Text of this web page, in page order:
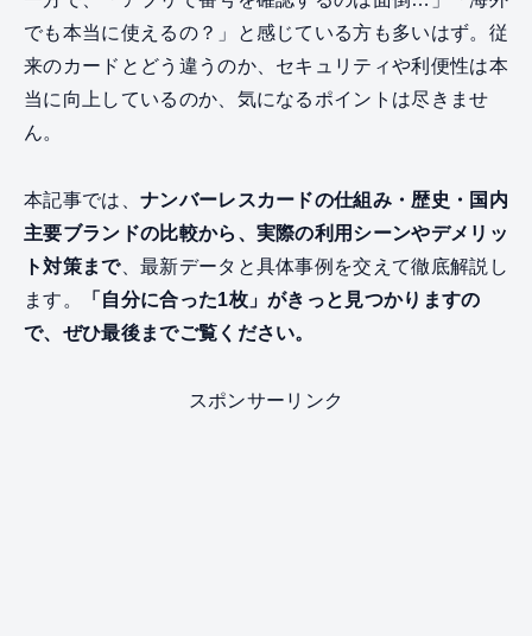
でも本当に使えるの？」と感じている方も多いはず。従
来のカードとどう違うのか、セキュリティや利便性は本
当に向上しているのか、気になるポイントは尽きませ
ん。
本記事では、 ナンバーレスカードの仕組み・歴史・国内
主要ブランドの比較から、実際の利用シーンやデメリッ
ト対策まで、最新データと具体事例を交えて徹底解説し
ます。
「自分に合った1枚」がきっと見つかりますの
で、ぜひ最後までご覧ください。
スポンサーリンク